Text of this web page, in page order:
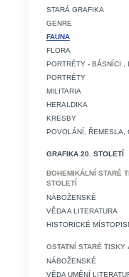
STARÁ GRAFIKA
GENRE
FAUNA
FLORA
PORTRÉTY - BÁSNÍCI ,
PORTRÉTY
MILITARIA
HERALDIKA
KRESBY
POVOLÁNÍ, ŘEMESLA,
GRAFIKA 20. STOLETÍ
BOHEMIKÁLNÍ STARÉ
STOLETÍ
NÁBOŽENSKÉ
VĚDA A LITERATURA
HISTORICKÉ
OSTATNÍ STARÉ TISKY
NÁBOŽENSKÉ
VĚDA UMĚNÍ